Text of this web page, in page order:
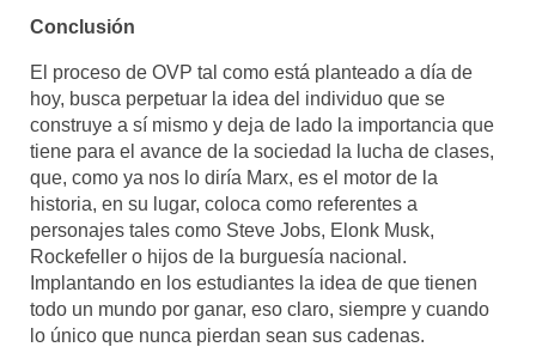
Conclusión
El proceso de OVP tal como está planteado a día de
hoy, busca perpetuar la idea del individuo que se
construye a sí mismo y deja de lado la importancia que
tiene para el avance de la sociedad la lucha de clases,
que, como ya nos lo diría Marx, es el motor de la
historia, en su lugar, coloca como referentes a
personajes tales como Steve Jobs, Elonk Musk,
Rockefeller o hijos de la burguesía nacional.
Implantando en los estudiantes la idea de que tienen
todo un mundo por ganar, eso claro, siempre y cuando
lo único que nunca pierdan sean sus cadenas.